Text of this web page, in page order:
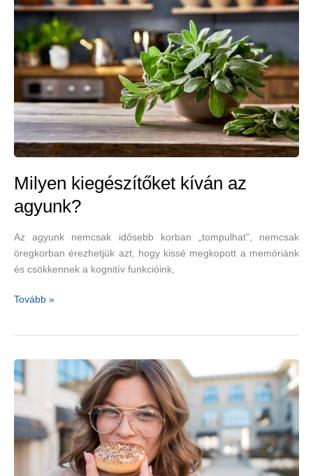
Milyen kiegészítőket kíván az
agyunk?
Az agyunk nemcsak idősebb korban „tompulhat”, nemcsak
öregkorban érezhetjük azt, hogy kissé megkopott a memóriánk
és csökkennek a kognitív funkcióink,
Milyen
agyunk?
Tovább »